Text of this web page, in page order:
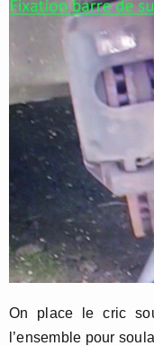
On place le cric
l’ensemble pour